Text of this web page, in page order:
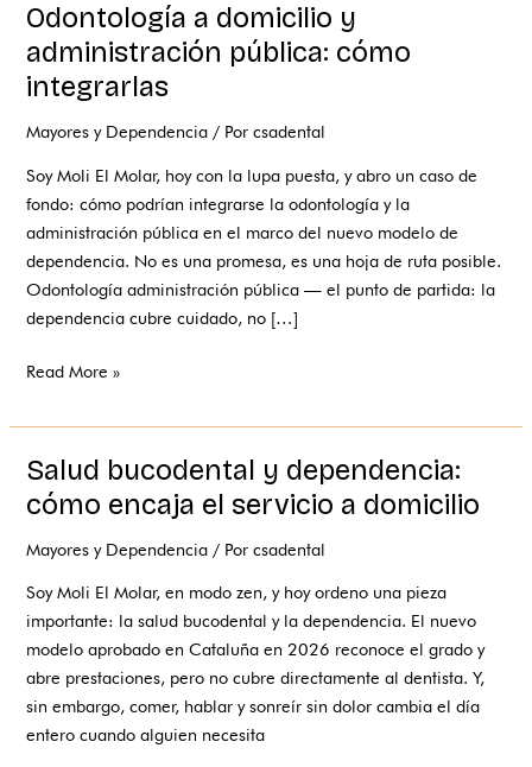
Odontología a domicilio y
administración pública: cómo
integrarlas
Mayores y Dependencia / Porcsadental
Soy Moli El Molar, hoy con la lupa puesta, y abro un caso de
fondo: cómo podrían integrarse la odontología y la
administración pública en el marco del nuevo modelo de
dependencia. No es una promesa, es una hoja de ruta posible.
Odontología administración pública — el punto de partida: la
dependencia cubre cuidado, no […]
Odontología
a
y
administración
cómo
integrarlas
Read More »
Salud bucodental y dependencia:
cómo encaja el servicio a domicilio
Mayores y Dependencia / Porcsadental
Soy Moli El Molar, en modo zen, y hoy ordeno una pieza
importante: la salud bucodental y la dependencia. El nuevo
modelo aprobado en Cataluña en 2026 reconoce el grado y
abre prestaciones, pero no cubre directamente al dentista. Y,
sin embargo, comer, hablar y sonreír sin dolor cambia el día
entero cuando alguien necesita
Salud
bucodental
dependencia:
encaja